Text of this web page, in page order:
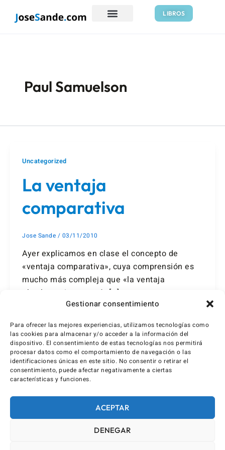
Gestionar consentimiento
Para ofrecer las mejores experiencias, utilizamos tecnologías como
las cookies para almacenar y/o acceder a la información del
dispositivo. El consentimiento de estas tecnologías nos permitirá
procesar datos como el comportamiento de navegación o las
identificaciones únicas en este sitio. No consentir o retirar el
consentimiento, puede afectar negativamente a ciertas
características y funciones.
ACEPTAR
DENEGAR
LIBROS
Paul Samuelson
Uncategorized
La ventaja
comparativa
Jose Sande / 03/11/2010
Ayer explicamos en clase el concepto de
«ventaja comparativa», cuya comprensión es
mucho más compleja que «la ventaja
absoluta». La mayoría […]